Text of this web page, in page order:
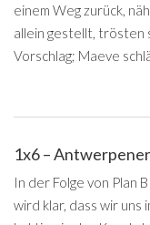
einem Weg zurück,
allein gestellt, trösten
Vorschlag; Maeve
1x6 –
In der Folge von Plan
wird klar, dass wir uns